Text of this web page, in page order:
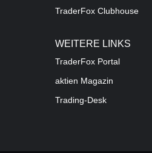
TraderFox Clubhouse
WEITERE LINKS
TraderFox Portal
aktien Magazin
Trading-Desk